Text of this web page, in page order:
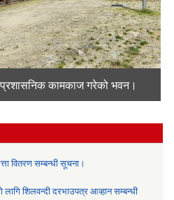
भवन
प्रशासनिक कामकाज गरेको भवन।
सामुहिक तस्विर
नीती तथा कार्यक्रम पेस हुदै।
वितरण सम्बन्धी सूचना।
शिलवन्दी दरभाउपत्र आव्हान सम्बन्धी